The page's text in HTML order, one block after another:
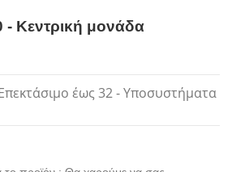
Κεντρική μονάδα
έως 32 - Υποσυστήματα